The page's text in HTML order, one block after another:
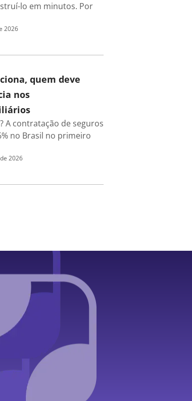
lo em minutos. Por
2026
quem deve
nos
A contratação de seguros
no Brasil no primeiro
2026